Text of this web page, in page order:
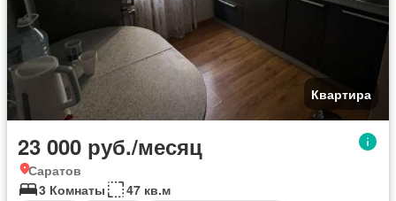
Квартира
23 000 руб./месяц
Саратов
3 Комнаты
47 кв.м